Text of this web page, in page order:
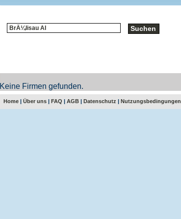
Keine Firmen gefunden.
Home | Über uns | FAQ | AGB | Datenschutz | Nutzungsbedingungen